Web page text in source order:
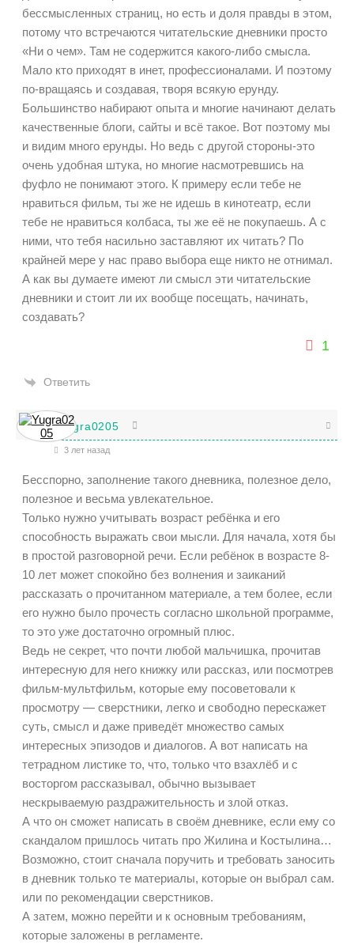
бессмысленных страниц, но есть и доля правды в этом,
потому что встречаются читательские дневники просто
«Ни о чем». Там не содержится какого-либо смысла.
Мало кто приходят в инет, профессионалами. И поэтому
по-вращаясь и создавая, творя всякую ерунду.
Большинство набирают опыта и многие начинают делать
качественные блоги, сайты и всё такое. Вот поэтому мы
и видим много ерунды. Но ведь с другой стороны-это
очень удобная штука, но многие насмотревшись на
фуфло не понимают этого. К примеру если тебе не
нравиться фильм, ты же не идешь в кинотеатр, если
тебе не нравиться колбаса, ты же её не покупаешь. А с
ними, что тебя насильно заставляют их читать? По
крайней мере у нас право выбора еще никто не отнимал.
А как вы думаете имеют ли смысл эти читательские
дневники и стоит ли их вообще посещать, начинать,
создавать?
1
Ответить
Yugra0205
3 лет назад
Бесспорно, заполнение такого дневника, полезное дело,
полезное и весьма увлекательное.
Только нужно учитывать возраст ребёнка и его
способность выражать свои мысли. Для начала, хотя бы
в простой разговорной речи. Если ребёнок в возрасте 8-
10 лет может спокойно без волнения и заиканий
рассказать о прочитанном материале, а тем более, если
его нужно было прочесть согласно школьной программе,
то это уже достаточно огромный плюс.
Ведь не секрет, что почти любой мальчишка, прочитав
интересную для него книжку или рассказ, или посмотрев
фильм-мультфильм, которые ему посоветовали к
просмотру — сверстники, легко и свободно перескажет
суть, смысл и даже приведёт множество самых
интересных эпизодов и диалогов. А вот написать на
тетрадном листике то, что, только что взахлёб и с
восторгом рассказывал, обычно вызывает
нескрываемую раздражительность и злой отказ.
А что он сможет написать в своём дневнике, если ему со
скандалом пришлось читать про Жилина и Костылина…
Возможно, стоит сначала поручить и требовать заносить
в дневник только те материалы, которые он выбрал сам.
или по рекомендации сверстников.
А затем, можно перейти и к основным требованиям,
которые заложены в регламенте.